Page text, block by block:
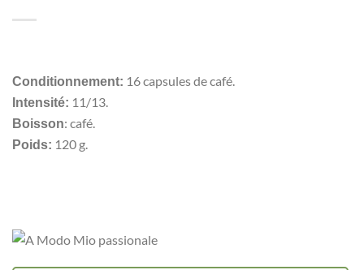
Conditionnement: 16 capsules de café.
Intensité: 11/13.
Boisson: café.
Poids: 120 g.